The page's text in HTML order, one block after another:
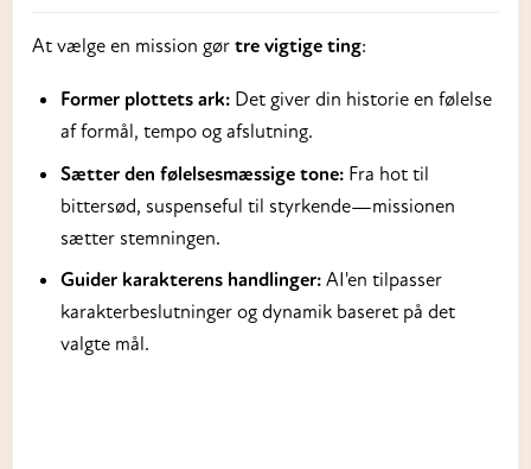
At vælge en mission gør tre vigtige ting:
Former plottets ark:Det giver din historie en følelse
af formål, tempo og afslutning.
Sætter den følelsesmæssige tone:Fra hot til
bittersød, suspenseful til styrkende—missionen
sætter stemningen.
Guider karakterens handlinger:AI'en tilpasser
karakterbeslutninger og dynamik baseret på det
valgte mål.